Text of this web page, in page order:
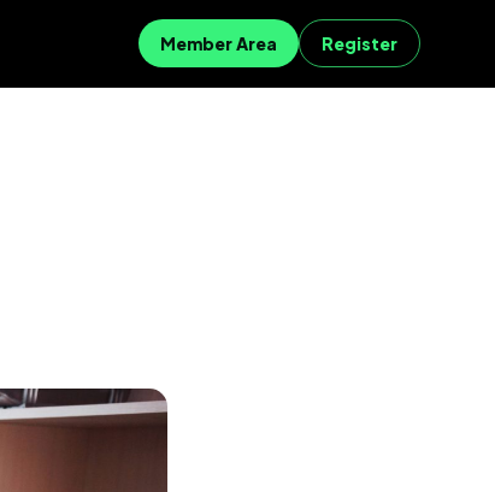
Member Area Register